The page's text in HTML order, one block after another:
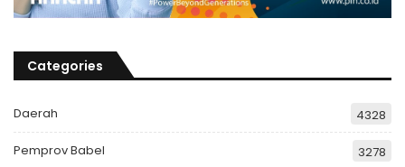
Categories
Daerah 4328
Pemprov Babel 3278